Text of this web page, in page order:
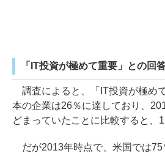
「IT投資が極めて重要」との回
調査によると、「IT投資が極め
本の企業は26％に達しており、
どまっていたことに比較すると、
だが2013年時点で、米国では75